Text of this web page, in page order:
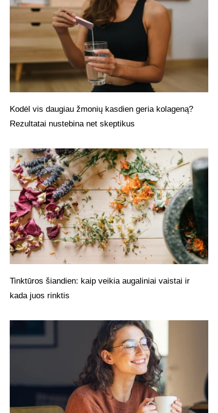
Kodėl vis daugiau žmonių kasdien geria kolageną?
Rezultatai nustebina net skeptikus
Tinktūros šiandien: kaip veikia augaliniai vaistai ir
kada juos rinktis